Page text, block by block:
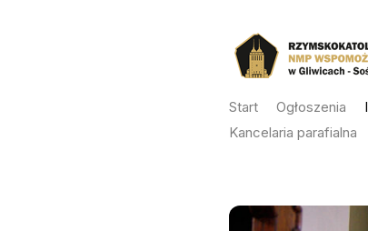
Start Ogłoszenia
Kancelaria parafialna